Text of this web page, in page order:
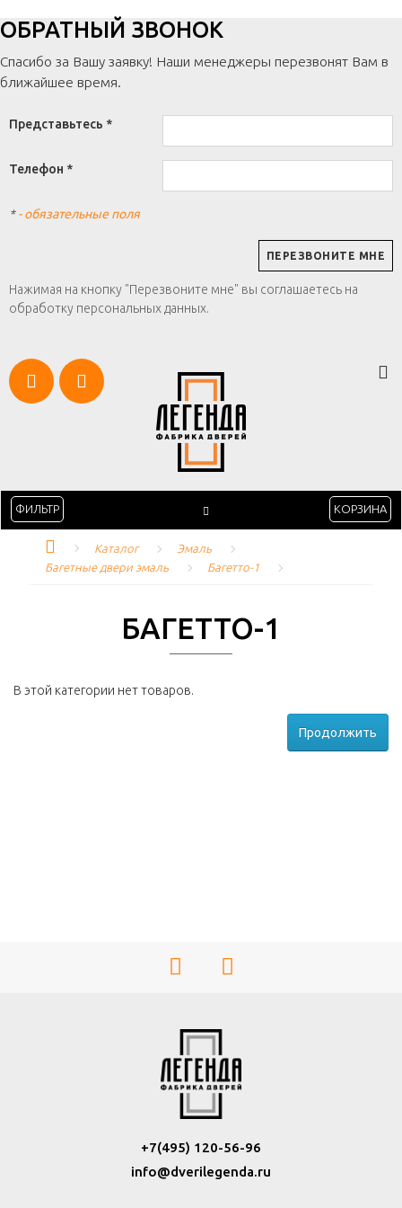
ОБРАТНЫЙ ЗВОНОК
Спасибо за Вашу заявку! Наши менеджеры перезвонят Вам в
ближайшее время.
Представьтесь *
Телефон *
*- обязательные поля
Нажимая на кнопку "Перезвоните мне" вы соглашаетесь на
обработку персональных данных.
ФИЛЬТР КОРЗИНА
Каталог
Эмаль
Багетные двери эмаль
Багетто-1
БАГЕТТО-1
В этой категории нет товаров.
Продолжить
+7(495) 120-56-96
info@dverilegenda.ru